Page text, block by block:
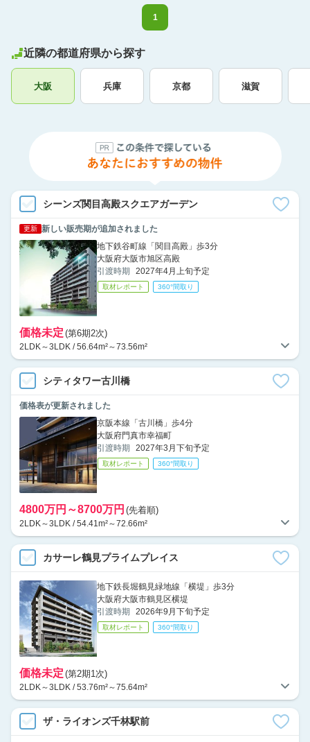
1
近隣の都道府県から探す
大阪 兵庫 京都 滋賀
シーンズ関目高殿スクエアガーデン
更新 新しい販売期が追加されました
地下鉄谷町線「関目高殿」歩3分
大阪府大阪市旭区高殿
引渡時期
2027年4月上旬予定
取材レポート 360°間取り
価格未定 (第6期2次)
2LDK～3LDK / 56.64m²～73.56m²
シティタワー古川橋
価格表が更新されました
京阪本線「古川橋」歩4分
大阪府門真市幸福町
引渡時期
2027年3月下旬予定
取材レポート 360°間取り
4800万円～8700万円 (先着順)
2LDK～3LDK / 54.41m²～72.66m²
カサーレ鶴見プライムプレイス
地下鉄長堀鶴見緑地線「横堤」歩3分
大阪府大阪市鶴見区横堤
引渡時期
2026年9月下旬予定
取材レポート 360°間取り
価格未定 (第2期1次)
2LDK～3LDK / 53.76m²～75.64m²
ザ・ライオンズ千林駅前